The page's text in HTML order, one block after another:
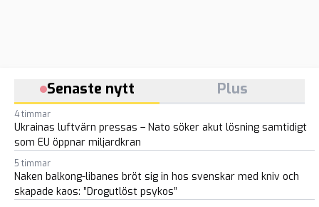
Senaste nytt Plus
4 timmar
Ukrainas luftvärn pressas – Nato söker akut lösning samtidigt
som EU öppnar miljardkran
5 timmar
Naken balkong-libanes bröt sig in hos svenskar med kniv och
skapade kaos: ”Drogutlöst psykos”